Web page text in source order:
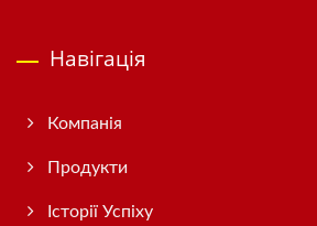
Навігація
Компанія
Продукти
Історії Успіху